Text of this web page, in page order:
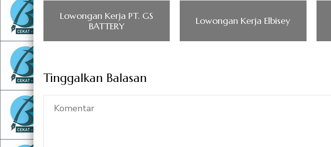
Lowongan Kerja PT. GS
BATTERY
Lowongan Kerja Elbisey
Tinggalkan Balasan